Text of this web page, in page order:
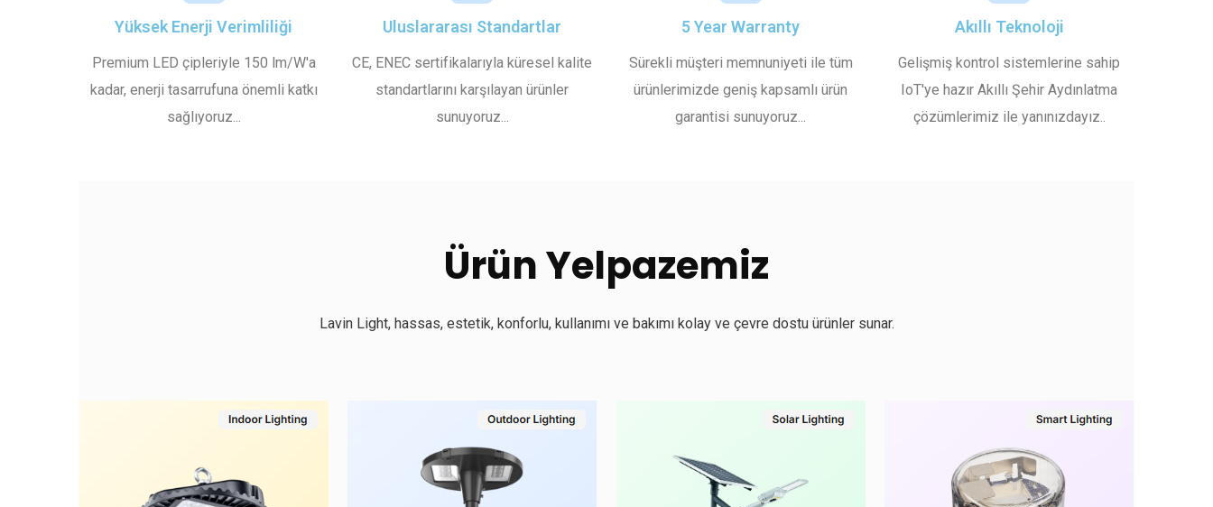
Yüksek Enerji Verimliliği
Premium LED çipleriyle 150 lm/W'a
kadar, enerji tasarrufuna önemli katkı
sağlıyoruz...
Uluslararası Standartlar
CE, ENEC sertifikalarıyla küresel kalite
standartlarını karşılayan ürünler
sunuyoruz...
5 Year Warranty
Sürekli müşteri memnuniyeti ile tüm
ürünlerimizde geniş kapsamlı ürün
garantisi sunuyoruz...
Akıllı Teknoloji
Gelişmiş kontrol sistemlerine sahip
IoT'ye hazır Akıllı Şehir Aydınlatma
çözümlerimiz ile yanınızdayız..
Ürün Yelpazemiz
Lavin Light, hassas, estetik, konforlu, kullanımı ve bakımı kolay ve çevre dostu ürünler sunar.